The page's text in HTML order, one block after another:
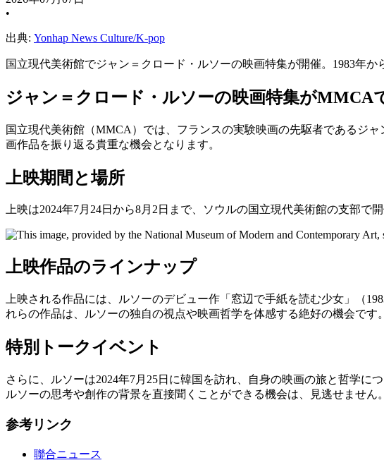
•
出典: Yonhap News Culture/K-pop
国立現代美術館でジャン＝クロード・ルソーの映画特集が開催。1983年
ジャン＝クロード・ルソーの映画特集がMMCA
国立現代美術館（MMCA）では、フランスの実験映画の先駆者であるジ
画作品を振り返る貴重な機会となります。
上映期間と場所
上映は2024年7月24日から8月2日まで、ソウルの国立現代美術館の支部で
上映作品のラインナップ
上映される作品には、ルソーのデビュー作「窓辺で手紙を読む少女」（
れらの作品は、ルソーの独自の視点や映画哲学を体感する絶好の機会です。
特別トークイベント
さらに、ルソーは2024年7月25日に韓国を訪れ、自身の映画の旅と哲学
ルソーの思考や創作の背景を直接聞くことができる機会は、見逃せません。
参考リンク
聯合ニュース